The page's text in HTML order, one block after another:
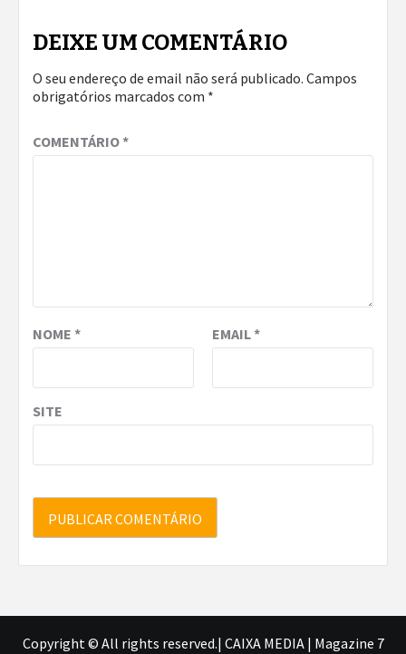
DEIXE UM COMENTÁRIO
O seu endereço de email não será publicado. Campos
obrigatórios marcados com *
COMENTÁRIO*
NOME * EMAIL*
SITE
Copyright © All rights reserved.| CAIXA MEDIA | Magazine 7